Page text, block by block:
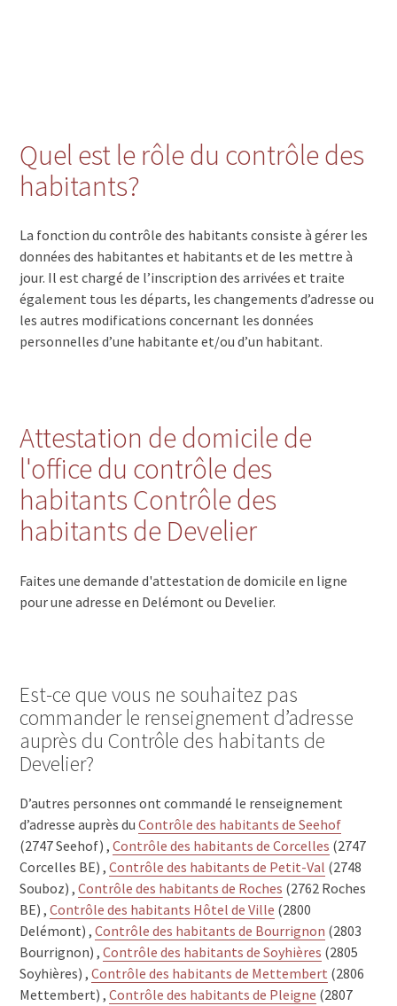
Quel est le rôle du contrôle des
habitants?
La fonction du contrôle des habitants consiste à gérer les
données des habitantes et habitants et de les mettre à
jour. Il est chargé de l’inscription des arrivées et traite
également tous les départs, les changements d’adresse ou
les autres modifications concernant les données
personnelles d’une habitante et/ou d’un habitant.
Attestation de domicile de
l'office du contrôle des
habitants Contrôle des
habitants de Develier
Faites une demande d'attestation de domicile en ligne
pour une adresse en Delémont ou Develier.
Est-ce que vous ne souhaitez pas
commander le renseignement d’adresse
auprès du Contrôle des habitants de
Develier?
D’autres personnes ont commandé le renseignement
d’adresse auprès duContrôle des habitants de Seehof
(2747 Seehof) ,Contrôle des habitants de Corcelles (2747
Corcelles BE) ,Contrôle des habitants de Petit-Val (2748
Souboz) ,Contrôle des habitants de Roches (2762 Roches
BE) ,Contrôle des habitants Hôtel de Ville (2800
Delémont) ,Contrôle des habitants de Bourrignon (2803
Bourrignon) ,Contrôle des habitants de Soyhières (2805
Soyhières) ,Contrôle des habitants de Mettembert (2806
Mettembert) ,Contrôle des habitants de Pleigne (2807